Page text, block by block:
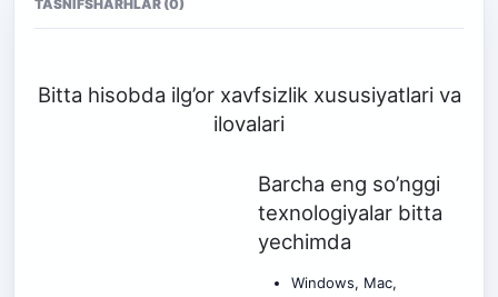
TASNIFSHARHLAR (0)
Bitta hisobda ilg’or xavfsizlik xususiyatlari va
ilovalari
Barcha eng so’nggi
texnologiyalar bitta
yechimda
Windows, Mac,